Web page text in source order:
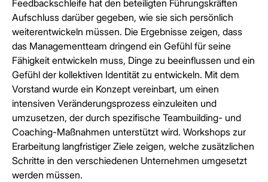
Feedbackschleife hat den beteiligten Führungskräften
Aufschluss darüber gegeben, wie sie sich persönlich
weiterentwickeln müssen. Die Ergebnisse zeigen, dass
das Managementteam dringend ein Gefühl für seine
Fähigkeit entwickeln muss, Dinge zu beeinflussen und ein
Gefühl der kollektiven Identität zu entwickeln. Mit dem
Vorstand wurde ein Konzept vereinbart, um einen
intensiven Veränderungsprozess einzuleiten und
umzusetzen, der durch spezifische Teambuilding- und
Coaching-Maßnahmen unterstützt wird. Workshops zur
Erarbeitung langfristiger Ziele zeigen, welche zusätzlichen
Schritte in den verschiedenen Unternehmen umgesetzt
werden müssen.